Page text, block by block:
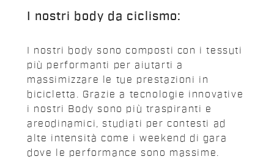
I nostri body da ciclismo:
I nostri body sono composti con i tessuti
più performanti per aiutarti a
massimizzare le tue prestazioni in
bicicletta. Grazie a tecnologie innovative
i nostri Body sono più traspiranti e
areodinamici, studiati per contesti ad
alte intensità come i weekend di gara
dove le performance sono massime.